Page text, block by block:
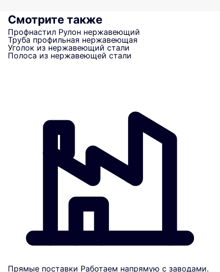
Смотрите также
Профнастил Рулон нержавеющий
Труба профильная нержавеющая
Уголок из нержавеющий стали
Полоса из нержавеющей стали
Прямые поставки Работаем напрямую с заводами.